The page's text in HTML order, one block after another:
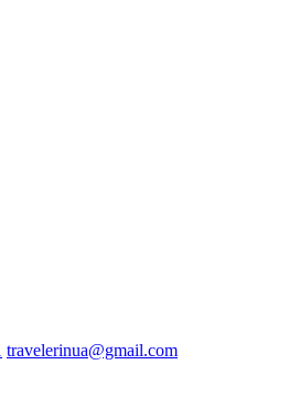
travelerinua@gmail.com